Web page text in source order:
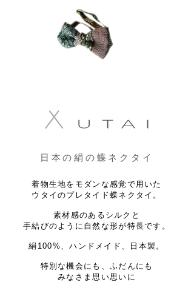
日本の絹の蝶ネクタイ
着物生地をモダンな感覚で用いた
ウタイのプレタイド蝶ネクタイ。
素材感のあるシルクと
手結びのように自然な形が特長です。
絹100%、ハンドメイド、日本製。
特別な機会にも、ふだんにも​​
​みなさま思い思いに